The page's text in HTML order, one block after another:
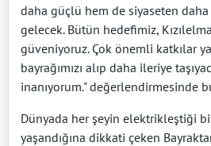
daha güçlü hem de siyaseten
gelecek. Bütün hedefimiz,
güveniyoruz. Çok önemli katkılar
bayrağımızı alıp daha ileriye
inanıyorum." değerlendirmesinde
Dünyada her şeyin elektrikleştiği
yaşandığına dikkati çeken